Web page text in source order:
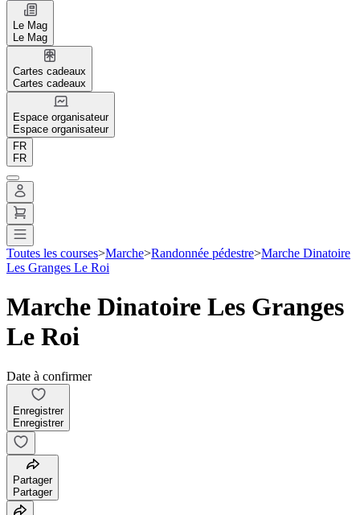
Le Mag
Le Mag
Cartes cadeaux
Cartes cadeaux
Espace organisateur
Espace organisateur
FR
FR
Toutes les courses>Marche>Randonnée pédestre>Marche Dinatoire
Les Granges Le Roi
Marche Dinatoire Les Granges
Le Roi
Date à confirmer
Enregistrer
Enregistrer
Partager
Partager